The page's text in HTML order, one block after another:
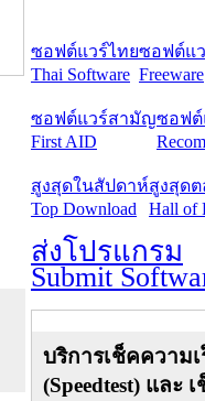
ซอฟต์แวร์ไทย
Thai Software
ซอฟต์แ
Freeware
ซอฟต์แวร์สามัญ
First AID
ซอฟต์
สูงสุดในสัปดาห์
Top Download
สูงสุด
Hall of
ส่งโปรแกรม
Submit
บริการเช็คความเ
(Speedtest) และ